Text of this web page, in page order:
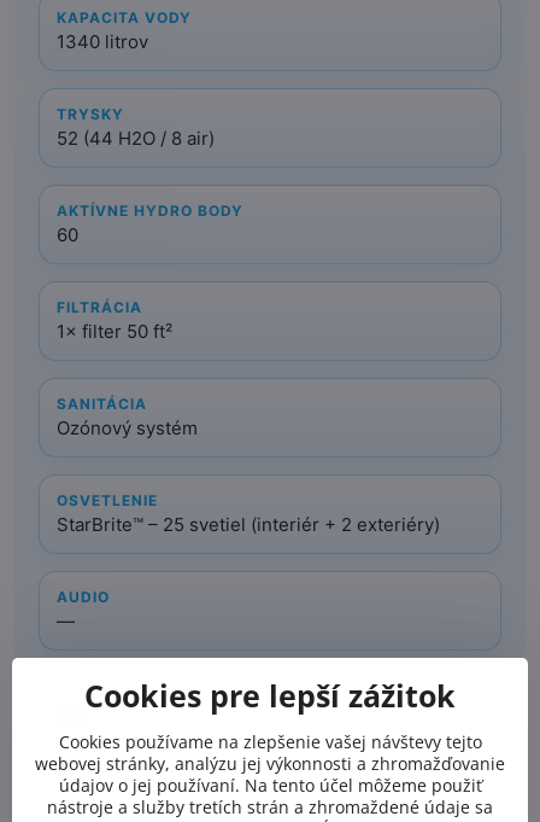
KAPACITA VODY
1340 litrov
TRYSKY
52 (44 H2O / 8 air)
AKTÍVNE HYDRO BODY
60
FILTRÁCIA
1× filter 50 ft²
SANITÁCIA
Ozónový systém
OSVETLENIE
StarBrite™ – 25 svetiel (interiér + 2 exteriéry)
AUDIO
—
WI-FI
DUAL SOURCE HEATING™
Áno
Cookies pre lepší zážitok
Cookies používame na zlepšenie vašej návštevy tejto
webovej stránky, analýzu jej výkonnosti a zhromažďovanie
údajov o jej používaní. Na tento účel môžeme použiť
nástroje a služby tretích strán a zhromaždené údaje sa